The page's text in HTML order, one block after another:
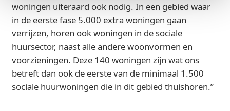
woningen uiteraard ook nodig. In een gebied waar
in de eerste fase 5.000 extra woningen gaan
verrijzen, horen ook woningen in de sociale
huursector, naast alle andere woonvormen en
voorzieningen. Deze 140 woningen zijn wat ons
betreft dan ook de eerste van de minimaal 1.500
sociale huurwoningen die in dit gebied thuishoren.”